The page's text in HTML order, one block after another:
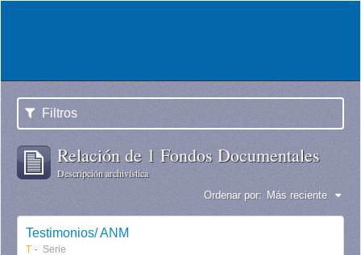
Filtros
Relación de 1 Fondos Documentales
Descripción archivística
Ordenar por: Más reciente
Testimonios/ ANM
T Serie